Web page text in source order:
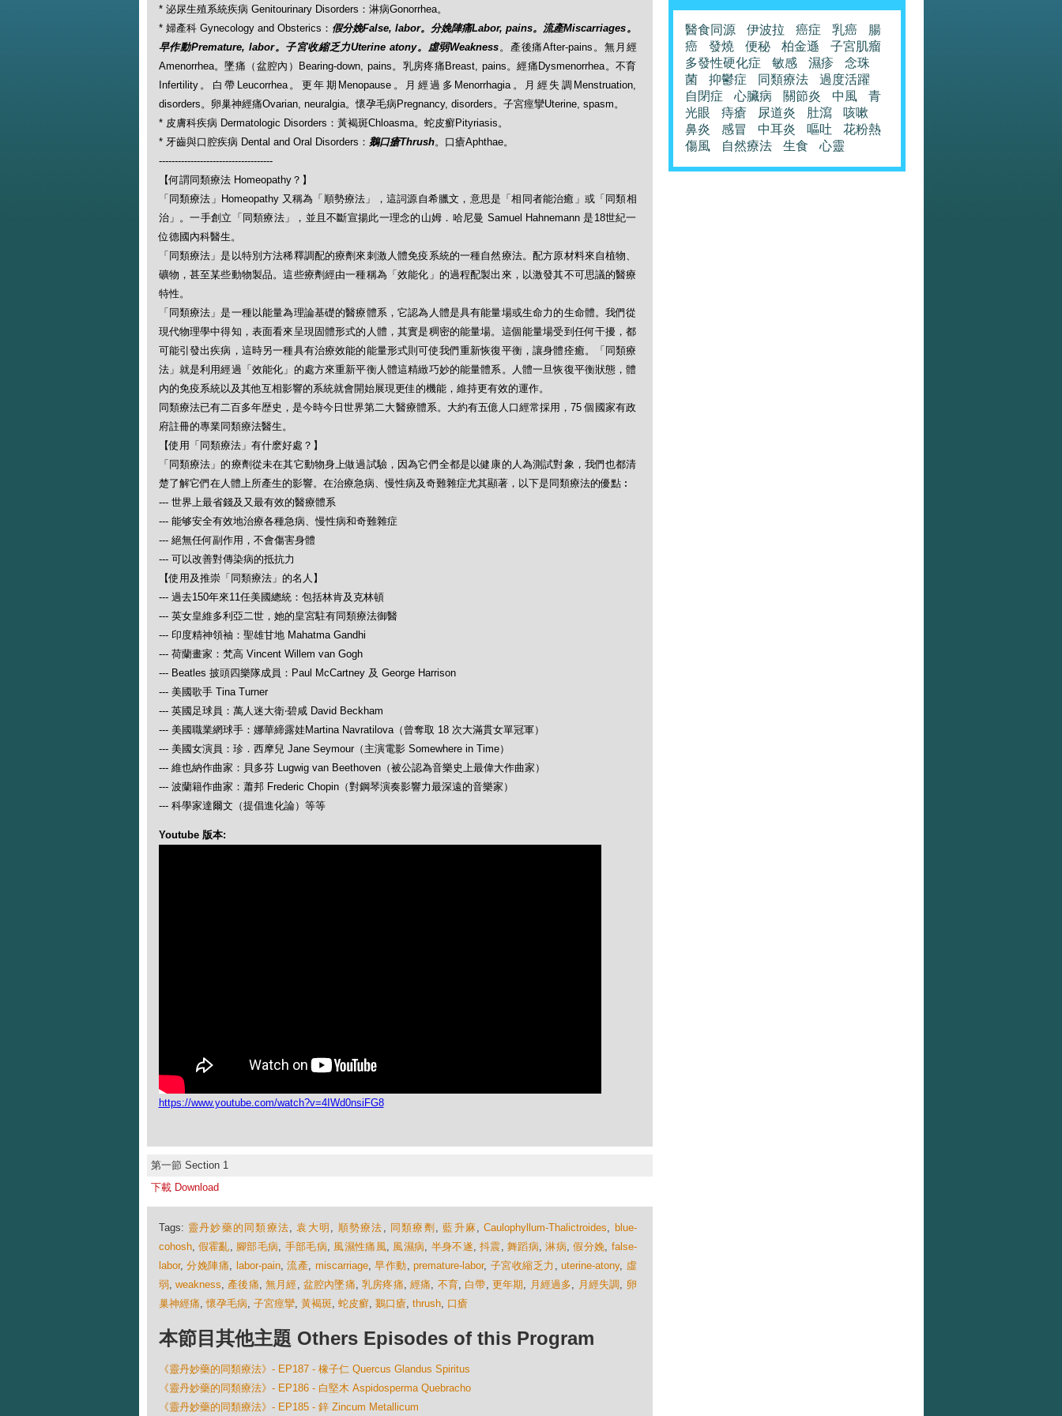
* 泌尿生殖系統疾病 Genitourinary Disorders：淋病Gonorrhea。
* 婦產科 Gynecology and Obsterics： 假分娩False, labor。分娩陣痛Labor, pains。流產Miscarriages。
早作動Premature, labor。子宮收縮乏力Uterine atony。虛弱Weakness。產後痛After-pains。無月經
Amenorrhea。墜痛（盆腔內）Bearing-down, pains。乳房疼痛Breast, pains。經痛Dysmenorrhea。不育
Infertility。白帶Leucorrhea。更年期Menopause。月經過多Menorrhagia。月經失調Menstruation,
disorders。卵巢神經痛Ovarian, neuralgia。懷孕毛病Pregnancy, disorders。子宮痙攣Uterine, spasm。
* 皮膚科疾病 Dermatologic Disorders：黃褐斑Chloasma。蛇皮癬Pityriasis。
* 牙齒與口腔疾病 Dental and Oral Disorders： 鵝口瘡Thrush。口瘡Aphthae。
------------------------------------
【何謂同類療法 Homeopathy？】
「同類療法」Homeopathy 又稱為「順勢療法」，這詞源自希臘文，意思是「相同者能治癒」或「同類相
治」。一手創立「同類療法」，並且不斷宣揚此一理念的山姆．哈尼曼 Samuel Hahnemann 是18世紀一
位德國內科醫生。
「同類療法」是以特別方法稀釋調配的療劑來刺激人體免疫系統的一種自然療法。配方原材料來自植物、
礦物，甚至某些動物製品。這些療劑經由一種稱為「效能化」的過程配製出來，以激發其不可思議的醫療
特性。
「同類療法」是一種以能量為理論基礎的醫療體系，它認為人體是具有能量場或生命力的生命體。我們從
現代物理學中得知，表面看來呈現固體形式的人體，其實是稠密的能量場。這個能量場受到任何干擾，都
可能引發出疾病，這時另一種具有治療效能的能量形式則可使我們重新恢復平衡，讓身體痊癒。「同類療
法」就是利用經過「效能化」的處方來重新平衡人體這精緻巧妙的能量體系。人體一旦恢復平衡狀態，體
內的免疫系統以及其他互相影響的系統就會開始展現更佳的機能，維持更有效的運作。
同類療法已有二百多年歴史，是今時今日世界第二大醫療體系。大約有五億人口經常採用，75 個國家有政
府註冊的專業同類療法醫生。
【使用「同類療法」有什麽好處？】
「同類療法」的療劑從未在其它動物身上做過試驗，因為它們全都是以健康的人為測試對象，我們也都清
楚了解它們在人體上所產生的影響。在治療急病、慢性病及奇難雜症尤其顯著，以下是同類療法的優點︰
--- 世界上最省錢及又最有效的醫療體系
--- 能够安全有效地治療各種急病、慢性病和奇難雜症
--- 絕無任何副作用，不會傷害身體
--- 可以改善對傳染病的抵抗力
【使用及推崇「同類療法」的名人】
--- 過去150年來11任美國總統：包括林肯及克林頓
--- 英女皇維多利亞二世，她的皇宮駐有同類療法御醫
--- 印度精神領袖：聖雄甘地 Mahatma Gandhi
--- 荷蘭畫家：梵高 Vincent Willem van Gogh
--- Beatles 披頭四樂隊成員：Paul McCartney 及 George Harrison
--- 美國歌手 Tina Turner
--- 英國足球員：萬人迷大衛‧碧咸 David Beckham
--- 美國職業網球手：娜華締露娃Martina Navratilova（曾奪取 18 次大滿貫女單冠軍）
--- 美國女演員：珍．西摩兒 Jane Seymour（主演電影 Somewhere in Time）
--- 維也納作曲家：貝多芬 Lugwig van Beethoven（被公認為音樂史上最偉大作曲家）
--- 波蘭籍作曲家：蕭邦 Frederic Chopin（對鋼琴演奏影響力最深遠的音樂家）
--- 科學家達爾文（提倡進化論）等等
Youtube 版本:
https://www.youtube.com/watch?v=4IWd0nsiFG8
第一節 Section 1
下載 Download
Tags: 靈丹妙藥的同類療法,袁大明 , 順勢療法 , 同類療劑 ,藍升麻 ,Caulophyllum-Thalictroides, blue-
cohosh, 假霍亂, 腳部毛病, 手部毛病, 風濕性痛風, 風濕病, 半身不遂,抖震,舞蹈病,淋病,假分娩, false-
labor, 分娩陣痛, labor-pain, 流產, miscarriage, 早作動, premature-labor, 子宮收縮乏力 , uterine-atony, 虛
弱, weakness, 產後痛, 無月經, 盆腔內墜痛, 乳房疼痛, 經痛, 不育, 白帶, 更年期, 月經過多, 月經失調, 卵
巢神經痛,懷孕毛病, 子宮痙攣, 黃褐斑, 蛇皮癬, 鵝口瘡, thrush, 口瘡
本節目其他主題 Others Episodes of this Program
《靈丹妙藥的同類療法》- EP187 - 橡子仁 Quercus Glandus Spiritus
《靈丹妙藥的同類療法》- EP186 - 白堅木 Aspidosperma Quebracho
《靈丹妙藥的同類療法》- EP185 - 鋅 Zincum Metallicum
醫食同源 伊波拉 癌症 乳癌
腸
癌
發燒 便秘 柏金遜
子宮肌瘤
多發性硬化症
敏感 濕疹
念珠
菌
抑鬱症 同類療法
過度活躍
自閉症
心臟病 關節炎 中風
青
光眼
痔瘡 尿道炎 肚瀉
咳嗽
鼻炎
感冒 中耳炎 嘔吐
花粉熱
傷風
自然療法 生食 心靈